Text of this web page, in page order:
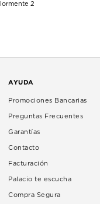
2
AYUDA
Promociones Bancarias
Preguntas Frecuentes
Garantías
Contacto
Facturación
Palacio te escucha
Compra Segura